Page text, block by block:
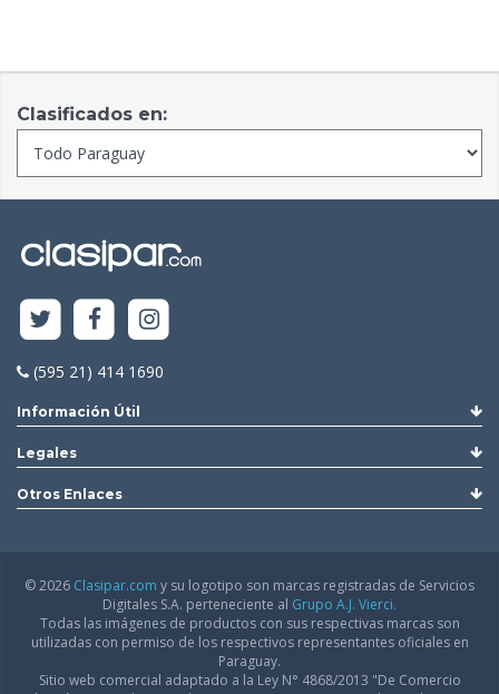
Clasificados en:
(595 21) 414 1690
Información Útil
Legales
Otros Enlaces
© 2026 Clasipar.com y su logotipo son marcas registradas de Servicios
Digitales S.A. perteneciente al Grupo A.J. Vierci.
Todas las imágenes de productos con sus respectivas marcas son
utilizadas con permiso de los respectivos representantes oficiales en
Paraguay.
Sitio web comercial adaptado a la Ley N° 4868/2013 "De Comercio